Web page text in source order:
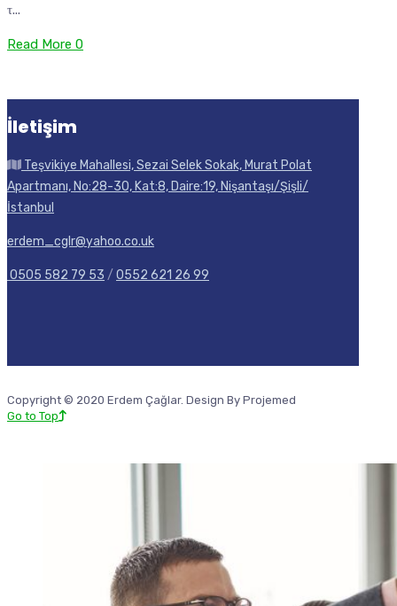
τ...
Read More 0
İletişim
Teşvikiye Mahallesi, Sezai Selek Sokak, Murat Polat
Apartmanı, No:28-30, Kat:8, Daire:19, Nişantaşı/Şişli/
İstanbul
erdem_cglr@yahoo.co.uk
0505 582 79 53 / 0552 621 26 99
Copyright © 2020 Erdem Çağlar. Design By Projemed
Go to Top